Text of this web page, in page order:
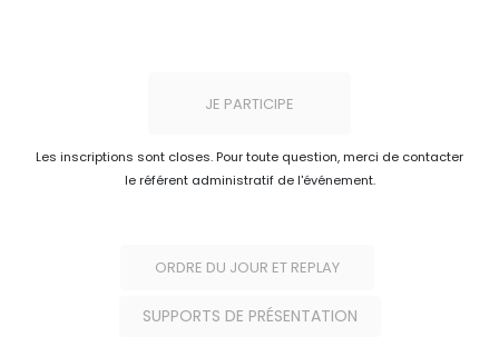
JE PARTICIPE
Les inscriptions sont closes. Pour toute question, merci de contacter
le référent administratif de l'événement.
ORDRE DU JOUR ET REPLAY
SUPPORTS DE PRÉSENTATION